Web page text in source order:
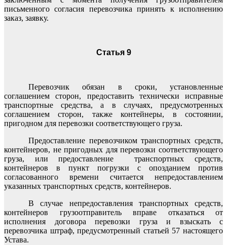
письменного согласия перевозчика принять к исполнению
заказ, заявку.
Статья 9
Перевозчик обязан в сроки, установленные
соглашением сторон, предоставить технически исправные
транспортные средства, а в случаях, предусмотренных
соглашением сторон, также контейнеры, в состоянии,
пригодном для перевозки соответствующего груза.
Предоставление перевозчиком транспортных средств,
контейнеров, не пригодных для перевозки соответствующего
груза, или предоставление транспортных средств,
контейнеров в пункт погрузки с опозданием против
согласованного времени считается непредоставлением
указанных транспортных средств, контейнеров.
В случае непредоставления транспортных средств,
контейнеров грузоотправитель вправе отказаться от
исполнения договора перевозки груза и взыскать с
перевозчика штраф, предусмотренный статьей 57 настоящего
Устава.